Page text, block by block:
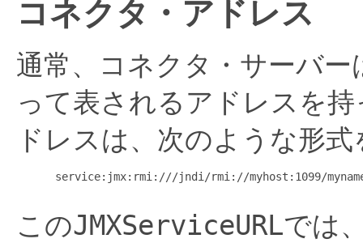
コネクタ・アドレス
通常、コネクタ・サーバー
って表されるアドレスを
ドレスは、次のような形
service:jmx:rmi:///jndi/rmi://myhost:1099/
このJMXServiceURLでは